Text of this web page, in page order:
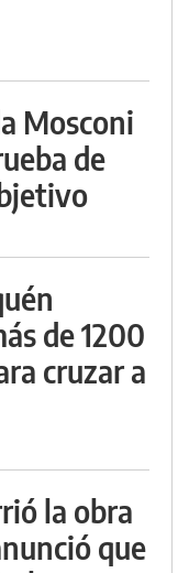
Mosconi
de
de 1200
cruzar a
la obra
que